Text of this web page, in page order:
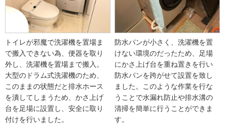
トイレが邪魔で洗濯機を置場ま
で搬入できない為、便器を取り
外し、洗濯機を置場まで搬入。
大型のドラム式洗濯機のため、
このままの状態だと排水ホース
を潰してしまうため、かさ上げ
台を足場に設置し、安全に取り
付けを行いました。
防水パンが小さく、洗濯機を置
けない環境のだったため、足場
にかさ上げ台を重ね置きを行い
防水パンを跨がせて設置を致し
ました。このような作業を行な
うことで水漏れ防止や排水溝の
清掃を簡単に行うことができま
す。